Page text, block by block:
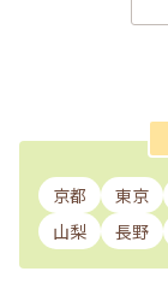
京都 東京
山梨
長野